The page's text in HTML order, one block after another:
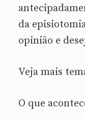
da
opinião e
Veja mais
O que